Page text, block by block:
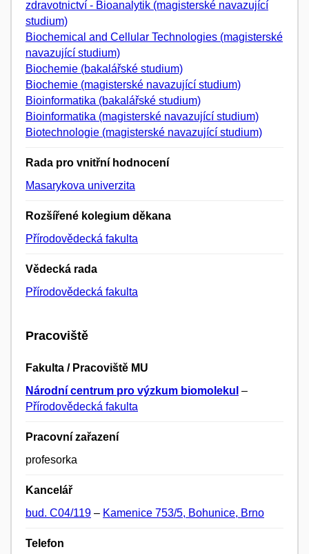
zdravotnictví - Bioanalytik (magisterské navazující
studium)
Biochemical and Cellular Technologies (magisterské
navazující studium)
Biochemie (bakalářské studium)
Biochemie (magisterské navazující studium)
Bioinformatika (bakalářské studium)
Bioinformatika (magisterské navazující studium)
Biotechnologie (magisterské navazující studium)
Rada pro vnitřní hodnocení
Masarykova univerzita
Rozšířené kolegium děkana
Přírodovědecká fakulta
Vědecká rada
Přírodovědecká fakulta
Pracoviště
Fakulta / Pracoviště MU
Národní centrum pro výzkum biomolekul –
Přírodovědecká fakulta
Pracovní zařazení
profesorka
Kancelář
bud. C04/119 – Kamenice 753/5, Bohunice, Brno
Telefon